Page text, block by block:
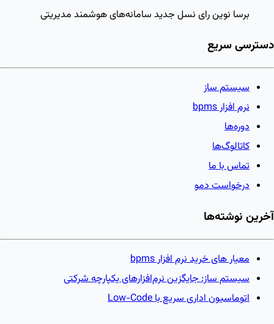
برسا نوین رای نسل جدید سامانه‌های هوشمند مدیریتی
دسترسی سریع
سیستم ساز
نرم افزار bpms
دوره‌ها
کاتالوگ‌ها
تماس با ما
درخواست دمو
آخرین نوشته‌ها
معیار های خرید نرم افزار bpms
سیستم ساز: جایگزین نرم‌افزارهای یکپارچه شرکتی
اتوماسیون اداری سریع با Low-Code